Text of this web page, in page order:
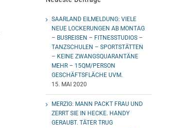
SAARLAND EILMELDUNG: VIELE
NEUE LOCKERUNGEN AB MONTAG
– BUSREISEN – FITNESSTUDIOS –
TANZSCHULEN – SPORTSTÄTTEN
– KEINE ZWANGSQUARANTÄNE
MEHR – 15QM/PERSON
GESCHÄFTSFLÄCHE UVM.
15. MAI 2020
MERZIG: MANN PACKT FRAU UND
ZERRT SIE IN HECKE. HANDY
GERAUBT. TÄTER TRUG